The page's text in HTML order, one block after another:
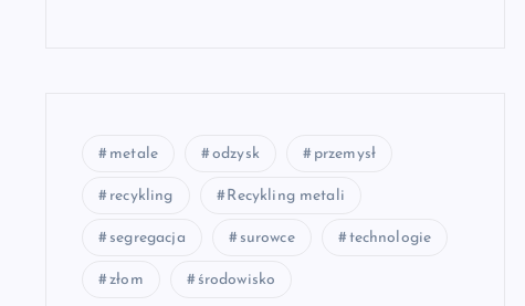
metale odzysk przemysł
recykling Recykling metali
segregacja surowce technologie
złom środowisko